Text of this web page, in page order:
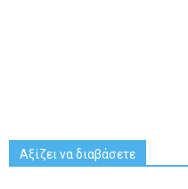
Αξίζει να διαβάσετε